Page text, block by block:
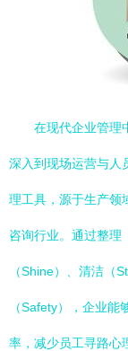
在现代企业管理
深入到现场运营与人
理工具，源于生产领
咨询行业。通过整理
（Shine）、清洁（
（Safety），企业
率，减少员工寻路心